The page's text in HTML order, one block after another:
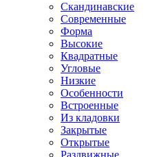
Скандинавские
Современные
Форма
Высокие
Квадратные
Угловые
Низкие
Особенности
Встроенные
Из кладовки
Закрытые
Открытые
Раздвижные